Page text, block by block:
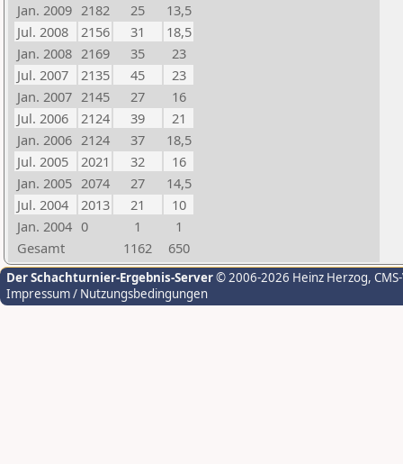
Jan. 2009 2182 25
13,5
Jul. 2008
2156 31
18,5
Jan. 2008 2169 35
23
Jul. 2007
2135 45
23
Jan. 2007 2145 27
16
Jul. 2006
2124 39
21
Jan. 2006 2124 37
18,5
Jul. 2005
2021 32
16
Jan. 2005 2074 27
14,5
Jul. 2004
2013 21
10
Jan. 2004 0 1
1
Gesamt
1162 650
Der Schachturnier-Ergebnis-Server© 2006-2026 Heinz Herzog,
Impressum / Nutzungsbedingungen